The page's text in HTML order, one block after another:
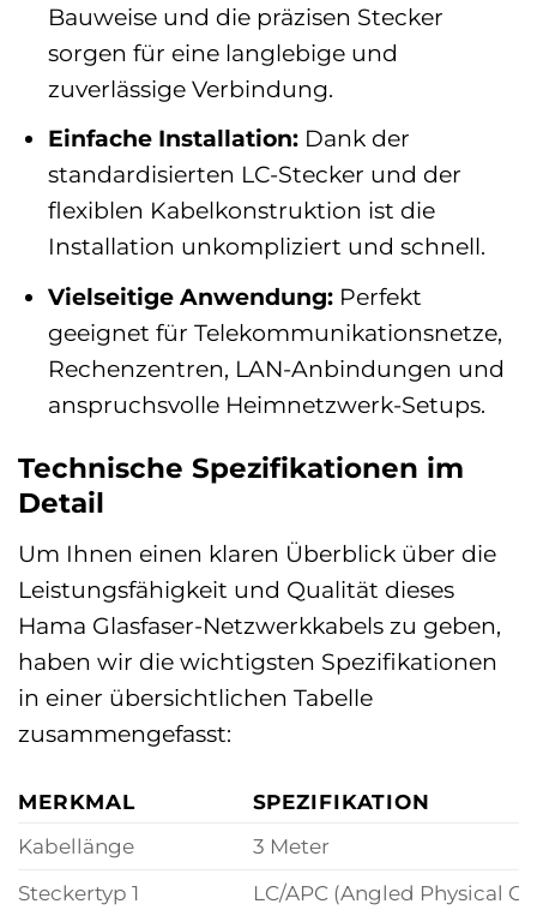
Bauweise und die präzisen Stecker
sorgen für eine langlebige und
zuverlässige Verbindung.
Einfache Installation:Dank der
standardisierten LC-Stecker und der
flexiblen Kabelkonstruktion ist die
Installation unkompliziert und schnell.
Vielseitige Anwendung:Perfekt
geeignet für Telekommunikationsnetze,
Rechenzentren, LAN-Anbindungen und
anspruchsvolle Heimnetzwerk-Setups.
Technische Spezifikationen im
Detail
Um Ihnen einen klaren Überblick über die
Leistungsfähigkeit und Qualität dieses
Hama Glasfaser-Netzwerkkabels zu geben,
haben wir die wichtigsten Spezifikationen
in einer übersichtlichen Tabelle
zusammengefasst:
MERKMAL
SPEZIFIKATION
Kabellänge
3 Meter
Steckertyp 1
LC/APC (Angled Physical